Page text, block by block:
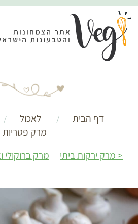
דף הבית לאכול
מרק פטריות
מרק ירקות ביתי
מרק ברוקולי